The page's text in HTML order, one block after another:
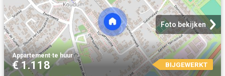
Foto bekijken
Appartement·te huur
€ 1.118 BIJGEWERKT